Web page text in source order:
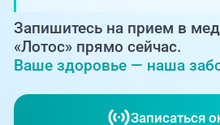
PreventAGE
Запишитесь на прием в
«Лотос» прямо сейчас.
Ваше здоровье — наша
Записаться